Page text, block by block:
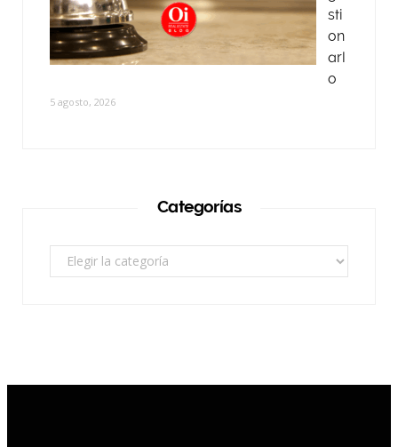
sti
on
arl
o
5 agosto, 2026
Categorías
Categorías